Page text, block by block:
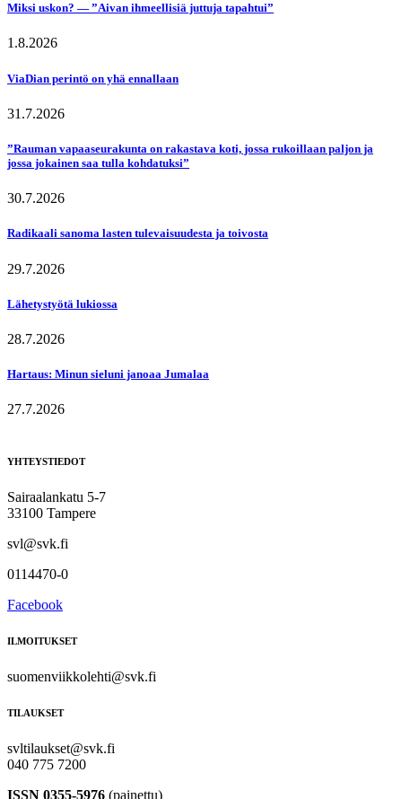
Miksi uskon? — ”Aivan ihmeellisiä juttuja tapahtui”
1.8.2026
ViaDian perintö on yhä ennallaan
31.7.2026
”Rauman vapaaseurakunta on rakastava koti, jossa rukoillaan paljon ja
jossa jokainen saa tulla kohdatuksi”
30.7.2026
Radikaali sanoma lasten tulevaisuudesta ja toivosta
29.7.2026
Lähetystyötä lukiossa
28.7.2026
Hartaus: Minun sieluni janoaa Jumalaa
27.7.2026
YHTEYSTIEDOT
Sairaalankatu 5-7
33100 Tampere
svl@svk.fi
0114470-0
Facebook
ILMOITUKSET
suomenviikkolehti@svk.fi
TILAUKSET
svltilaukset@svk.fi
040 775 7200
ISSN 0355-5976 (painettu)